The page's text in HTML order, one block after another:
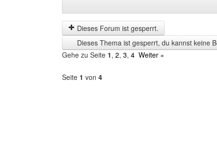
der
letzten
Zeit
anzeigen
by
Dieses Forum ist gesperrt.
Dieses Thema ist gesperrt, du kannst keine
Gehe zu Seite 1, 2, 3, 4 Weiter »
Seite 1 von 4